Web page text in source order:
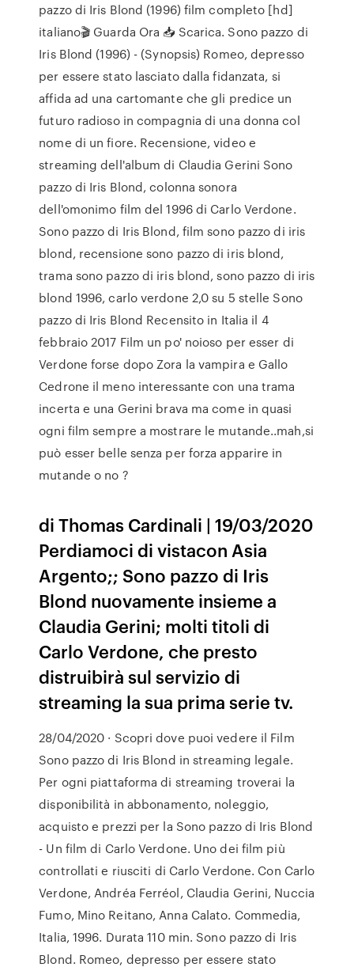
pazzo di Iris Blond (1996) film completo [hd]
italiano🎬 Guarda Ora 📥 Scarica. Sono pazzo di
Iris Blond (1996) - (Synopsis) Romeo, depresso
per essere stato lasciato dalla fidanzata, si
affida ad una cartomante che gli predice un
futuro radioso in compagnia di una donna col
nome di un fiore. Recensione, video e
streaming dell'album di Claudia Gerini Sono
pazzo di Iris Blond, colonna sonora
dell'omonimo film del 1996 di Carlo Verdone.
Sono pazzo di Iris Blond, film sono pazzo di iris
blond, recensione sono pazzo di iris blond,
trama sono pazzo di iris blond, sono pazzo di iris
blond 1996, carlo verdone 2,0 su 5 stelle Sono
pazzo di Iris Blond Recensito in Italia il 4
febbraio 2017 Film un po' noioso per esser di
Verdone forse dopo Zora la vampira e Gallo
Cedrone il meno interessante con una trama
incerta e una Gerini brava ma come in quasi
ogni film sempre a mostrare le mutande..mah,si
può esser belle senza per forza apparire in
mutande o no ?
di Thomas Cardinali | 19/03/2020
Perdiamoci di vistacon Asia
Argento;; Sono pazzo di Iris
Blond nuovamente insieme a
Claudia Gerini; molti titoli di
Carlo Verdone, che presto
distruibirà sul servizio di
streaming la sua prima serie tv.
28/04/2020 · Scopri dove puoi vedere il Film
Sono pazzo di Iris Blond in streaming legale.
Per ogni piattaforma di streaming troverai la
disponibilità in abbonamento, noleggio,
acquisto e prezzi per la Sono pazzo di Iris Blond
- Un film di Carlo Verdone. Uno dei film più
controllati e riusciti di Carlo Verdone. Con Carlo
Verdone, Andréa Ferréol, Claudia Gerini, Nuccia
Fumo, Mino Reitano, Anna Calato. Commedia,
Italia, 1996. Durata 110 min. Sono pazzo di Iris
Blond. Romeo, depresso per essere stato